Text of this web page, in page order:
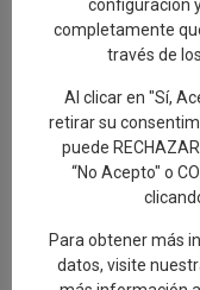
26/05/2026 in
Gelen
la exposición
cerámico» a
La concejala de
configuración
completamente
través de
Al clicar en "Sí,
retirar su
puede
“No Acepto" o
Para obtener más
datos, visite